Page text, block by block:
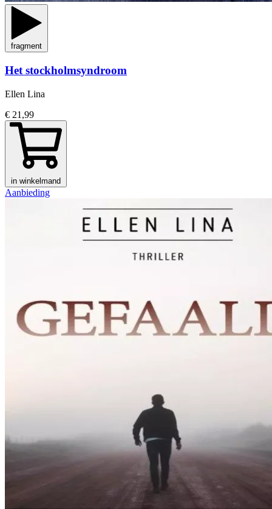
fragment
Het stockholmsyndroom
Ellen Lina
€ 21,99
in winkelmand
Aanbieding